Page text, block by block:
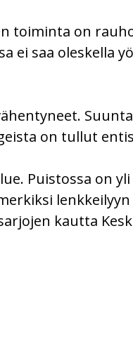
toiminta on
saa oleskella
on tullut
Puistossa on
kautta